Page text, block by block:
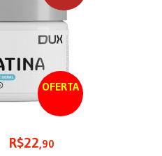
OFERTA
R$22,90